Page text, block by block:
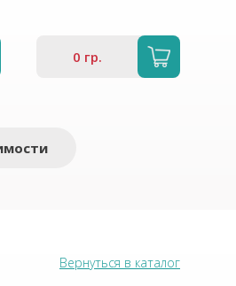
0 гр.
Вернуться в каталог